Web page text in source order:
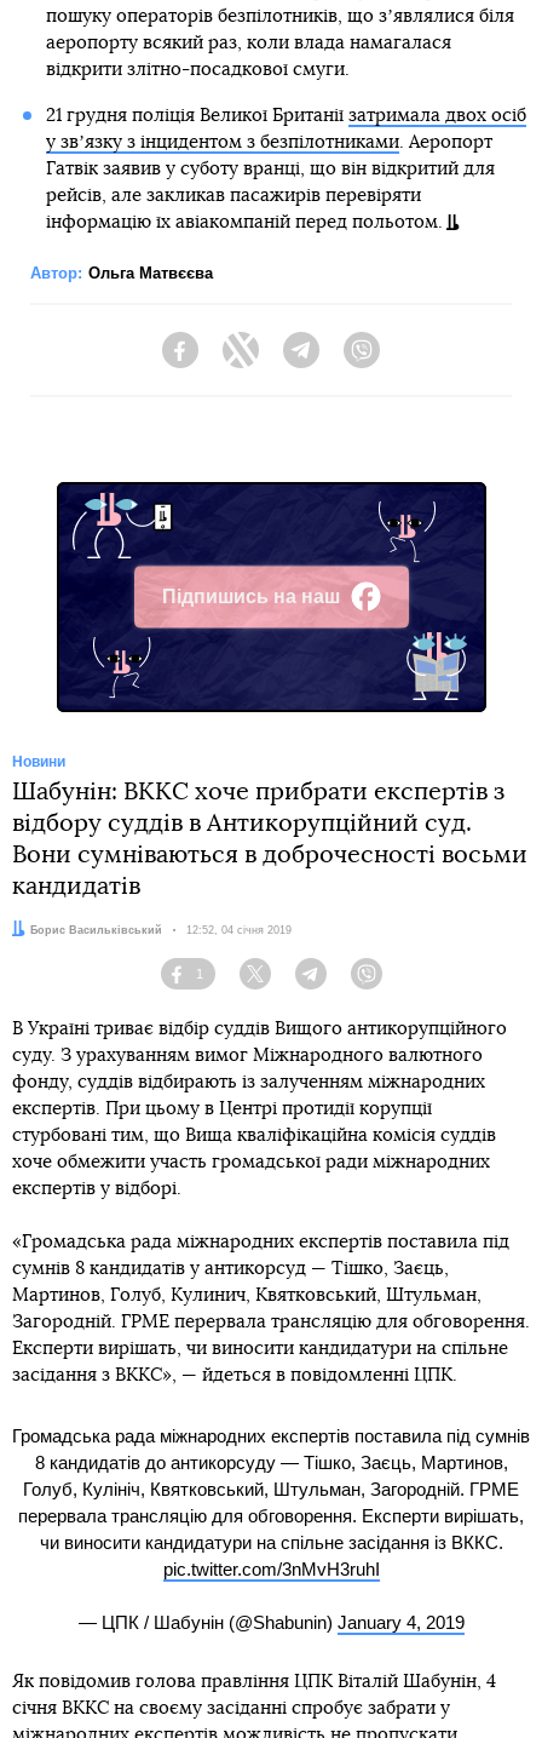
пошуку операторів безпілотників, що зʼявлялися біля
аеропорту всякий раз, коли влада намагалася
відкрити злітно-посадкової смуги.
21 грудня поліція Великої Британії затримала двох осіб
у звʼязку з інцидентом з безпілотниками. Аеропорт
Гатвік заявив у суботу вранці, що він відкритий для
рейсів, але закликав пасажирів перевіряти
інформацію їх авіакомпаній перед польотом.
Автор: Ольга Матвєєва
FacebookTwitter Telegram
Підпишись на наш
Facebook
Новини
Шабунін: ВККС хоче прибрати експертів з
відбору суддів в Антикорупційний суд.
Вони сумніваються в доброчесності восьми
кандидатів
Автор:Борис Васильківський Дата:
12:52, 04 січня 2019
Facebook
1
Twitter TelegramViber
В Україні триває відбір суддів Вищого антикорупційного
суду. З урахуванням вимог Міжнародного валютного
фонду, суддів відбирають із залученням міжнародних
експертів. При цьому в Центрі протидії корупції
стурбовані тим, що Вища кваліфікаційна комісія суддів
хоче обмежити участь громадської ради міжнародних
експертів у відборі.
«Громадська рада міжнародних експертів поставила під
сумнів 8 кандидатів у антикорсуд — Тішко, Заєць,
Мартинов, Голуб, Кулинич, Квятковський, Штульман,
Загородній. ГРМЕ перервала трансляцію для обговорення.
Експерти вирішать, чи виносити кандидатури на спільне
засідання з ВККС», — йдеться в повідомленні ЦПК.
Громадська рада міжнародних експертів поставила під сумнів
8 кандидатів до антикорсуду — Тішко, Заєць, Мартинов,
Голуб, Кулініч, Квятковський, Штульман, Загородній. ГРМЕ
перервала трансляцію для обговорення. Експерти вирішать,
чи виносити кандидатури на спільне засідання із ВККС.
pic.twitter.com/3nMvH3ruhI
— ЦПК / Шабунін (@Shabunin) January 4, 2019
Як повідомив голова правління ЦПК Віталій Шабунін, 4
січня ВККС на своєму засіданні спробує забрати у